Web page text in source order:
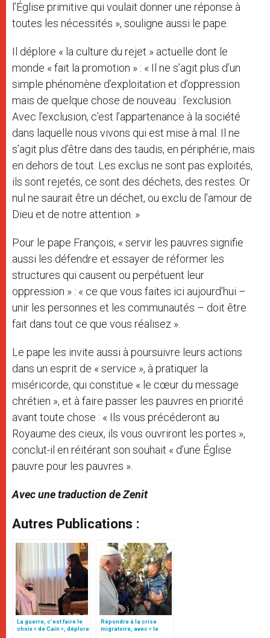
l’Église primitive qui voulait donner une réponse à
toutes les nécessités », souligne aussi le pape.
Il déplore « la culture du rejet » actuelle dont le
monde « fait la promotion » : « Il ne s’agit plus d’un
simple phénomène d’exploitation et d’oppression
mais de quelque chose de nouveau : l’exclusion.
Avec l’exclusion, c’est l’appartenance à la société
dans laquelle nous vivons qui est mise à mal. Il ne
s’agit plus d’être dans des taudis, en périphérie, mais
en dehors de tout. Les exclus ne sont pas exploités,
ils sont rejetés, ce sont des déchets, des restes. Or
nul ne saurait être un déchet, ou exclu de l’amour de
Dieu et de notre attention. »
Pour le pape François, « servir les pauvres signifie
aussi les défendre et essayer de réformer les
structures qui causent ou perpétuent leur
oppression » : « ce que vous faites ici aujourd’hui –
unir les personnes et les communautés – doit être
fait dans tout ce que vous réalisez ».
Le pape les invite aussi à poursuivre leurs actions
dans un esprit de « service », à pratiquer la
miséricorde, qui constitue « le cœur du message
chrétien », et à faire passer les pauvres en priorité
avant toute chose : « Ils vous précéderont au
Royaume des cieux, ils vous ouvriront les portes »,
conclut-il en réitérant son souhait « d’une Église
pauvre pour les pauvres ».
Avec une traduction de Zenit
Autres Publications :
La guerre, c’est faire le
choix « de Caïn », déplore
Répondre à la crise
migratoire, avec « le